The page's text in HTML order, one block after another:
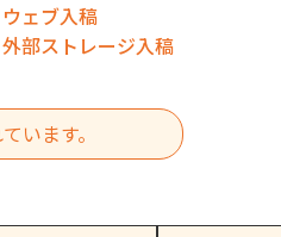
ウェブ入稿
外部ストレージ入稿
います。